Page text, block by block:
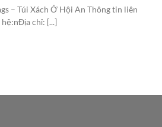
– Túi Xách Ở Hội An Thông tin liên
hệ:nĐịa chỉ: [...]